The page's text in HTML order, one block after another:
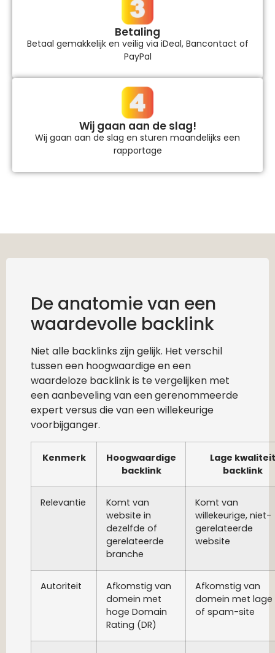
Betaling
Betaal gemakkelijk en veilig via iDeal, Bancontact of
PayPal
Wij gaan aan de slag!
Wij gaan aan de slag en sturen maandelijks een
rapportage
De anatomie van een
waardevolle backlink
Niet alle backlinks zijn gelijk. Het verschil
tussen een hoogwaardige en een
waardeloze backlink is te vergelijken met
een aanbeveling van een gerenommeerde
expert versus die van een willekeurige
voorbijganger.
Kenmerk
Hoogwaardige
backlink
Lage kwaliteit
backlink
Relevantie
Komt van
website in
dezelfde of
gerelateerde
branche
Komt van
willekeurige, niet-
gerelateerde
website
Autoriteit
Afkomstig van
domein met
hoge Domain
Rating (DR)
Afkomstig van
domein met lage
of spam-site